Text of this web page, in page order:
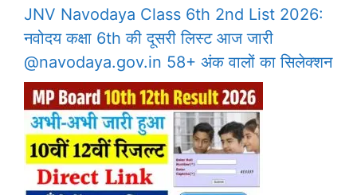
JNV Navodaya Class 6th 2nd List 2026:
नवोदय कक्षा 6th की दूसरी लिस्ट आज जारी
@navodaya.gov.in 58+ अंक वालों का सिलेक्शन